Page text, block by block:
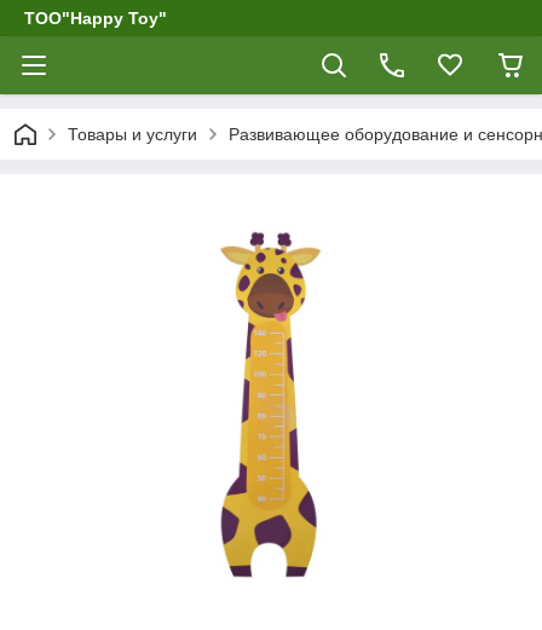
ТОО"Happy Toy"
Товары и услуги Развивающее оборудование и